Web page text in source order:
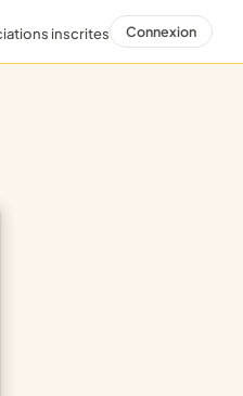
inscrites Connexion